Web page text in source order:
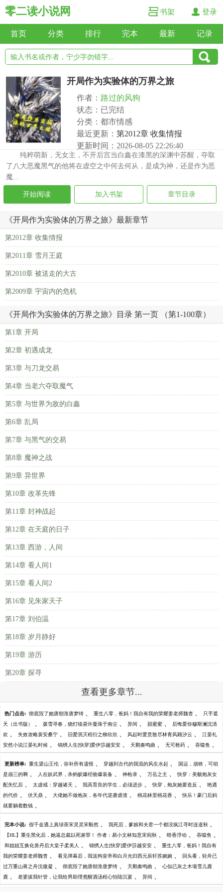
零二读小说网 书架 登录
首页 分类 排行 完本 最新 记录
开局作为实验体的万界之旅
作者： 路过的风狗
状态：已完结
分类：都市情感
最近更新： 第2012章 收集情报
更新时间：2026-08-05 22:26:40
纯粹萌新，无女主，不开后宫当白鑫在漆黑的深渊中苏醒，夺取
了八大恶魔黑气的他将在虚空之中何去何从，是成为神，还是作为恶
魔...
开始阅读 加入书架 章节目录
《开局作为实验体的万界之旅》最新章节
第2012章 收集情报
第2011章 雪月王庭
第2010章 被送走的大古
第2009章 宇宙内的危机
《开局作为实验体的万界之旅》目录 第一页 （第1-100章）
第1章 开局
第2章 初遇成龙
第3章 与刀龙交易
第4章 当老六夺取魔气
第5章 与世界为敌的白鑫
第6章 乱局
第7章 与黑气的交易
第8章 魔神之战
第9章 异世界
第10章 改革先锋
第11章 封神战起
第12章 在天庭的日子
第13章 西游，人间
第14章 看人间1
第15章 看人间2
第16章 见朱家天子
第17章 刘伯温
第18章 岁月静好
第19章 游历
第20章 探寻
查看更多章节...
热门点击: 彻底毁了她唐朝淮唐梦绮 、 重生八零，爸妈！我自有我的荣耀姜老师魏杳 、 只手遮
天（出书版） 、 拨雪寻春，烧灯续昼许曼珠于南尘 、 异间 、 甜蜜蜜 、 后悔爱你穆斯澜沈清
欢 、 失效攻略裴安桑宁 、 旧爱泯灭程衍之柳欣欣 、 风起时爱意散尽林青风顾汐云 、 江晏礼
安然小说江晏礼时候 、 锦绣人生[快穿]爱伊莎越安安 、 天鹅奏鸣曲 、 无可救药 、 吞噬鱼 、
更新榜单: 重生梁山王伦，弥补所有遗恨 、 穿越到古代的我混的风生水起 、 国运，崩铁，可咱
是崩三的啊 、 人在妖武界，杀蚂蚁爆经验爆装备 、 神枪录 、 万岳之主 、 快穿：美貌炮灰女
配失忆后 、 太虚戒：穿越诸天 、 我高育良的学生，必须进步 、 快穿，炮灰她要造反 、 艳遇
的代价 、 伏天鼎 、 大佬她不做炮灰，各年代逆袭虐渣 、 桃花林里桃花香 、 快乐！豪门后妈
就要躺着数钱 、
完本小说: 假千金遇上真绿茶宋灵灵宋毅然 、 我死后，爹娘和夫君一个都没疯江寻时连道秋 、
【HL】重生黑化后，她逼总裁以死谢罪！ 作者：易小文林知意宋宛秋 、 暗香浮动 、 吞噬鱼 、
和姐姐互换化兽丹后大皇子柔美人 、 锦绣人生[快穿]爱伊莎越安安 、 重生八零，爸妈！我自有
我的荣耀姜老师魏杳 、 看见弹幕后，我送狗皇帝和白月光归西元辰轩苏婉婉 、 回头看，轻舟已
过万重山蒋之舟沈傲凝 、 彻底毁了她唐朝淮唐梦绮 、 天鹅奏鸣曲 、 心似已灰之木项雪儿鹿
鹿 、 老婆拔我针管，让我给男助理煮醒酒汤程心怡陆沉宴 、 异间 、